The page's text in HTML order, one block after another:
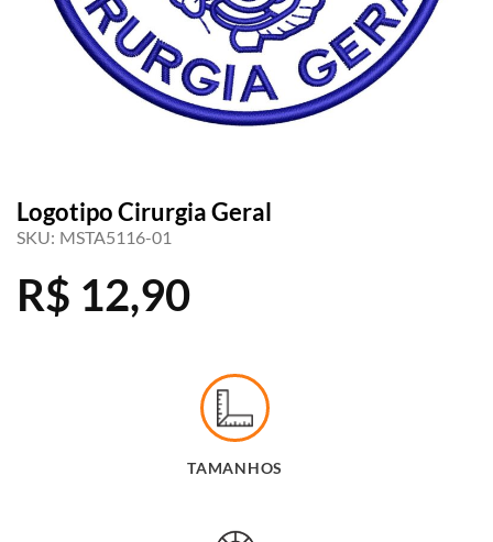
Logotipo Cirurgia Geral
SKU: MSTA5116-01
R$ 12,90
TAMANHOS